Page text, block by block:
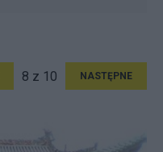
8 z 10 NASTĘPNE